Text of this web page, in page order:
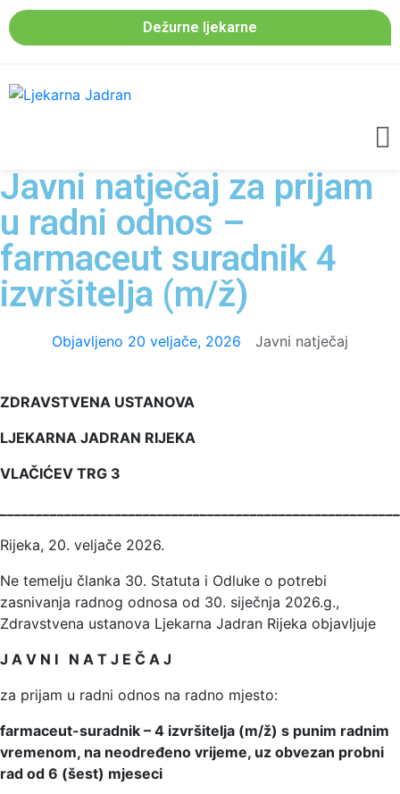
Dežurne ljekarne
Javni natječaj za prijam
u radni odnos –
farmaceut suradnik 4
izvršitelja (m/ž)
Objavljeno 20 veljače, 2026 Javni natječaj
ZDRAVSTVENA USTANOVA
LJEKARNA JADRAN RIJEKA
VLAČIĆEV TRG 3
Rijeka, 20. veljače 2026.
Ne temelju članka 30. Statuta i Odluke o potrebi
zasnivanja radnog odnosa od 30. siječnja 2026.g.,
Zdravstvena ustanova Ljekarna Jadran Rijeka objavljuje
J A V N I N A T J E Č A J
za prijam u radni odnos na radno mjesto:
farmaceut-suradnik – 4 izvršitelja (m/ž) s punim radnim
vremenom, na neodređeno vrijeme, uz obvezan probni
rad od 6 (šest) mjeseci